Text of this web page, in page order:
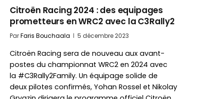
Citroën Racing 2024 : des equipages
prometteurs en WRC2 avec la C3Rally2
ParFaris Bouchaala 5 décembre 2023
Citroën Racing sera de nouveau aux avant-
postes du championnat WRC2 en 2024 avec
la #C3Rally2Family. Un équipage solide de
deux pilotes confirmés, Yohan Rossel et Nikolay